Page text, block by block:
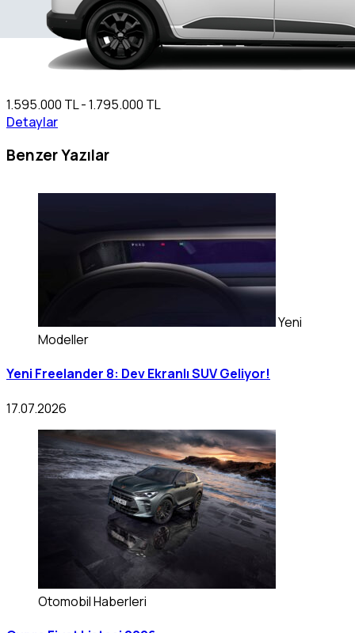
1.595.000 TL - 1.795.000 TL
Detaylar
Benzer Yazılar
Yeni
Modeller
Yeni Freelander 8: Dev Ekranlı SUV Geliyor!
17.07.2026
Otomobil Haberleri